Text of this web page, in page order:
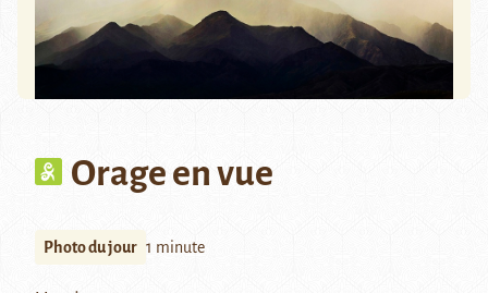
Orage en vue
Photo du jour 1 minute